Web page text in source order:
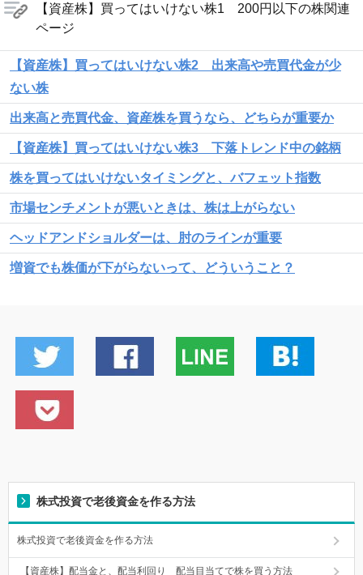
【資産株】買ってはいけない株1 200円以下の株関連
ページ
【資産株】買ってはいけない株2 出来高や売買代金が少
ない株
出来高と売買代金、資産株を買うなら、どちらが重要か
【資産株】買ってはいけない株3 下落トレンド中の銘柄
株を買ってはいけないタイミングと、バフェット指数
市場センチメントが悪いときは、株は上がらない
ヘッドアンドショルダーは、肘のラインが重要
増資でも株価が下がらないって、どういうこと？
株式投資で老後資金を作る方法
株式投資で老後資金を作る方法
【資産株】配当金と、配当利回り 配当目当てで株を買う方法